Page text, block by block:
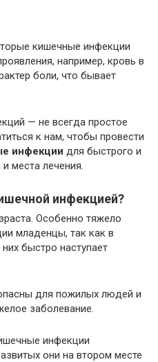
кишечные инфекции
например, кровь в
боли, что бывает
— не всегда простое
к нам, чтобы провести
инфекции для быстрого и
места лечения.
инфекцией?
Особенно тяжело
младенцы, так как в
быстро наступает
для пожилых людей и
заболевание.
инфекции
они на втором месте